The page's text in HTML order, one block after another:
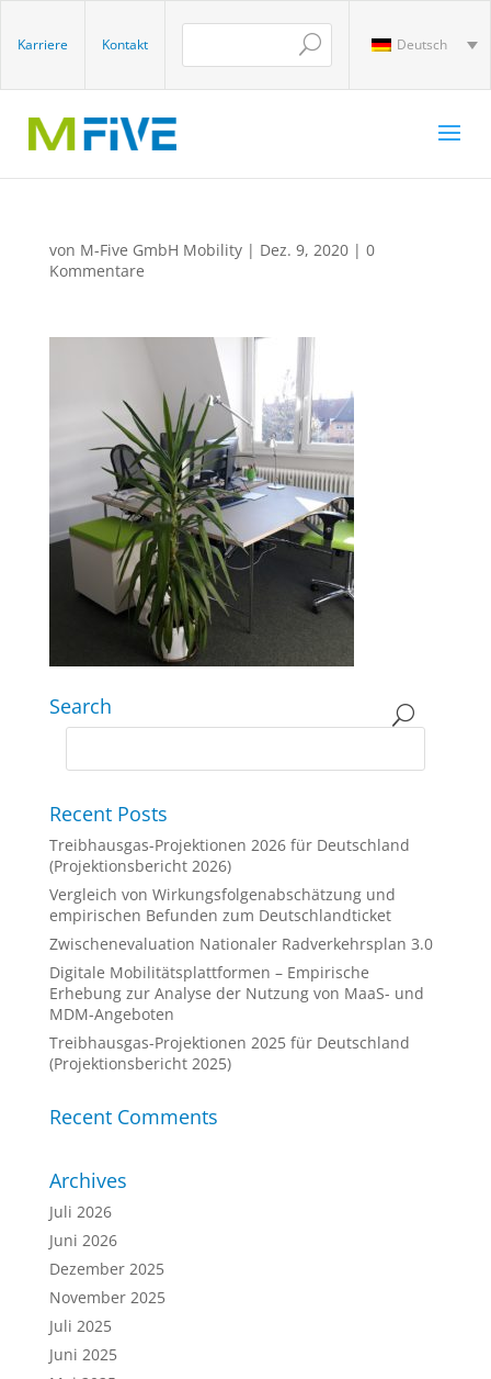
Karriere Kontakt Deutsch
von M-Five GmbH Mobility| Dez. 9, 2020| 0
Kommentare
Search
Recent Posts
Treibhausgas-Projektionen 2026 für Deutschland
(Projektionsbericht 2026)
Vergleich von Wirkungsfolgenabschätzung und
empirischen Befunden zum Deutschlandticket
Zwischenevaluation Nationaler Radverkehrsplan 3.0
Digitale Mobilitätsplattformen – Empirische
Erhebung zur Analyse der Nutzung von MaaS- und
MDM-Angeboten
Treibhausgas-Projektionen 2025 für Deutschland
(Projektionsbericht 2025)
Recent Comments
Archives
Juli 2026
Juni 2026
Dezember 2025
November 2025
Juli 2025
Juni 2025